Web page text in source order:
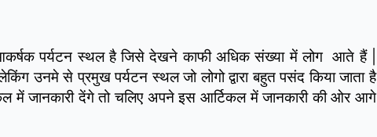
पर्यटन स्थल है जिसे देखने काफी अधिक संख्या में लोग आते हैं |
से प्रमुख पर्यटन स्थल जो लोगो द्वारा बहुत पसंद किया जाता है
जानकारी देंगे तो चलिए अपने इस आर्टिकल में जानकारी की ओर आगे